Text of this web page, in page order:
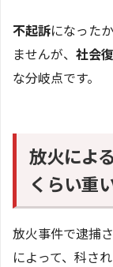
不起訴になった
ませんが、 社会
な分岐点です。
放火によ
くらい重
放火事件で逮捕
によって、科さ